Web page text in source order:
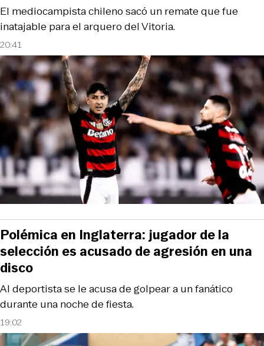
20:41
El mediocampista chileno sacó un remate que fue
inatajable para el arquero del Vitoria.
19:02
Al deportista se le acusa de golpear a un fanático
durante una noche de fiesta.
Polémica en Inglaterra: jugador de la
selección es acusado de agresión en una
disco